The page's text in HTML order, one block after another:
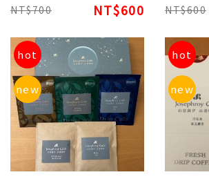
NT$700 NT$600 NT$600
hot
new
hot
new